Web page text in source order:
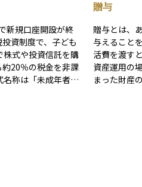
新規口座開設が終
資制度で、子ども
式や投資信託を購
20％の税金を非課
贈与
贈与とは、
与えること
活費を渡す
資産運用の
まった財産の移